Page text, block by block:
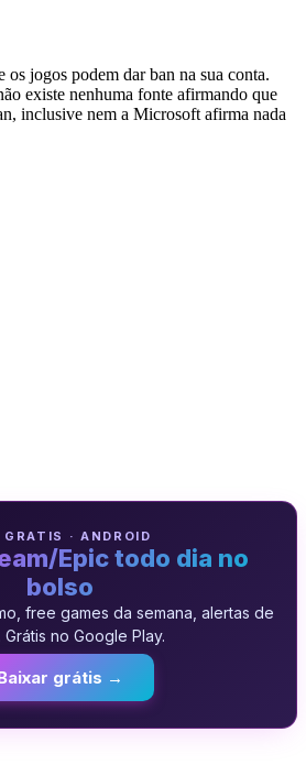
jogos podem dar ban na sua conta.
existe nenhuma fonte afirmando que
inclusive nem a Microsoft afirma nada
GRATIS · ANDROID
Epic todo dia no
bolso
free games da semana, alertas de
no Google Play.
grátis →